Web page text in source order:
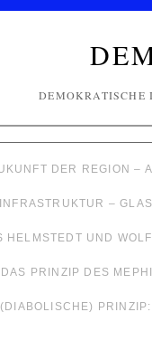
DEMOKRATISCHE
DER REGION –
–
HELMSTEDT UND
DAS PRINZIP DES